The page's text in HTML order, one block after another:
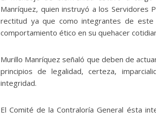
Manríquez, quien instruyó a los Servidores
rectitud ya que como integrantes de
comportamiento ético en su quehacer
Murillo Manríquez señaló que deben de
principios de legalidad, certeza,
integridad.
El Comité de la Contraloría General ésta